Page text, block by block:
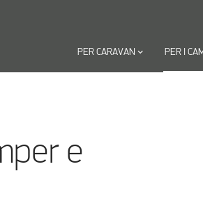
PER CARAVAN keyboard_arrow_down PER I
e